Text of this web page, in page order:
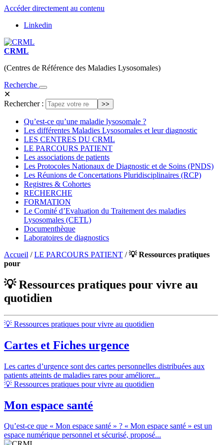
Accéder directement au contenu
Linkedin
CRML
(Centres de Référence des Maladies Lysosomales)
Recherche
✕
Rechercher :
Qu’est-ce qu’une maladie lysosomale ?
Les différentes Maladies Lysosomales et leur diagnostic
LES CENTRES DU CRML
LE PARCOURS PATIENT
Les associations de patients
Les Protocoles Nationaux de Diagnostic et de Soins (PNDS)
Les Réunions de Concertations Pluridisciplinaires (RCP)
Registres & Cohortes
RECHERCHE
FORMATION
Le Comité d’Evaluation du Traitement des maladies
Lysosomales (CETL)
Documenthèque
Laboratoires de diagnostics
Accueil /LE PARCOURS PATIENT /💡 Ressources pratiques
pour
💡 Ressources pratiques pour vivre au
quotidien
💡 Ressources pratiques pour vivre au quotidien
Cartes et Fiches urgence
Les cartes d’urgence sont des cartes personnelles distribuées aux
patients atteints de maladies rares pour améliorer...
💡 Ressources pratiques pour vivre au quotidien
Mon espace santé
Qu’est-ce que « Mon espace santé » ? « Mon espace santé » est un
espace numérique personnel et sécurisé, proposé...